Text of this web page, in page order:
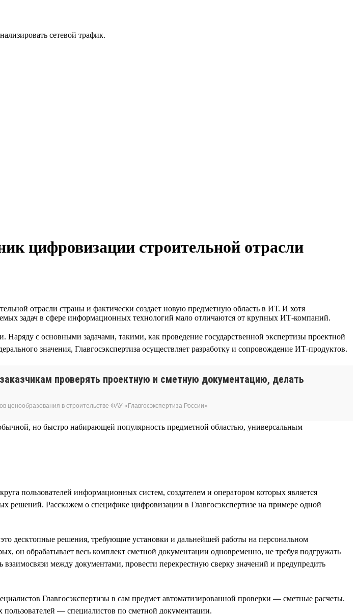
сетевой трафик.
цифровизации строительной отрасли
отрасли страны и фактически создает новую предметную область в ИТ. И хотя
задач в сфере информационных технологий мало отличаются от крупных ИТ-компаний.
с основными задачами, такими, как проведение государственной экспертизы проектной
значения, Главгосэкспертиза осуществляет разработку и сопровождение ИТ-продуктов.
проверять проектную и сметную документацию, делать
в строительстве ФАУ «Главгосэкспертиза России»
но быстро набирающей популярность предметной областью, универсальным
пользователей информационных систем, создателем и оператором которых является
решений. Расскажем о специфике цифровизации в Главгосэкспертизе на примере одной
десктопные решения, требующие установки и дальнейшей работы на персональном
обрабатывает весь комплект сметной документации одновременно, не требуя подгружать
между документами, провести перекрестную сверку значений и предупредить
Главгосэкспертизы в сам предмет автоматизированной проверки — сметные расчеты.
пользователей — специалистов по сметной документации.